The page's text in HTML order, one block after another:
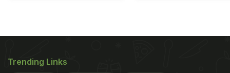
Trending Links